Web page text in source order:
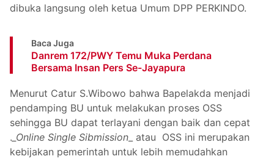
dibuka langsung oleh ketua Umum DPP PERKINDO.
Baca Juga
Danrem 172/PWY Temu Muka Perdana
Bersama Insan Pers Se-Jayapura
Menurut Catur S.Wibowo bahwa Bapelakda menjadi
pendamping BU untuk melakukan proses OSS
sehingga BU dapat terlayani dengan baik dan cepat
. _Online Single Sibmission _ atau OSS ini merupakan
kebijakan pemerintah untuk lebih memudahkan